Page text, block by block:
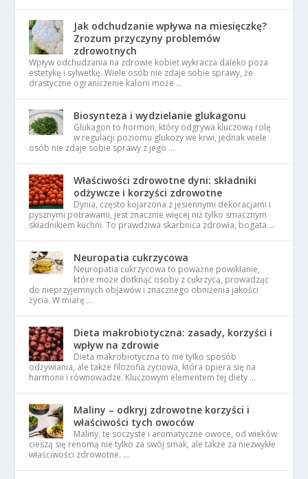
Jak odchudzanie wpływa na miesięczkę?
Zrozum przyczyny problemów
zdrowotnych
Wpływ odchudzania na zdrowie kobiet wykracza daleko poza
estetykę i sylwetkę. Wiele osób nie zdaje sobie sprawy, że
drastyczne ograniczenie kalorii może …
Biosynteza i wydzielanie glukagonu
Glukagon to hormon, który odgrywa kluczową rolę
w regulacji poziomu glukozy we krwi, jednak wiele
osób nie zdaje sobie sprawy z jego …
Właściwości zdrowotne dyni: składniki
odżywcze i korzyści zdrowotne
Dynia, często kojarzona z jesiennymi dekoracjami i
pysznymi potrawami, jest znacznie więcej niż tylko smacznym
składnikiem kuchni. To prawdziwa skarbnica zdrowia, bogata …
Neuropatia cukrzycowa
Neuropatia cukrzycowa to poważne powikłanie,
które może dotknąć osoby z cukrzycą, prowadząc
do nieprzyjemnych objawów i znacznego obniżenia jakości
życia. W miarę …
Dieta makrobiotyczna: zasady, korzyści i
wpływ na zdrowie
Dieta makrobiotyczna to nie tylko sposób
odżywiania, ale także filozofia życiowa, która opiera się na
harmonii i równowadze. Kluczowym elementem tej diety …
Maliny – odkryj zdrowotne korzyści i
właściwości tych owoców
Maliny, te soczyste i aromatyczne owoce, od wieków
cieszą się renomą nie tylko za swój smak, ale także za niezwykłe
właściwości zdrowotne. …